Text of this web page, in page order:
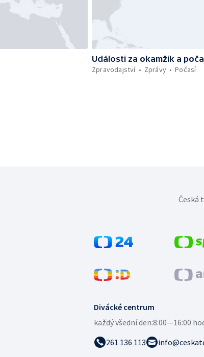
Události za okamžik a
Zpravodajství
Zprávy Počasí
Divácké centrum
každý všední den:8:00—16:00
261 136 113
Česká